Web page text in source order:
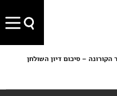
– סיכום דיון השולחן